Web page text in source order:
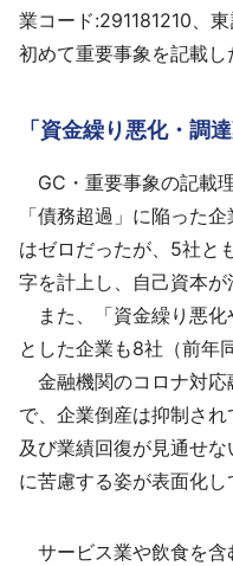
業コード:291181210、
初めて重要事象を記載し
「資金繰り悪化・調
GC・重要事象の記載
「債務超過」に陥った
はゼロだったが、5社と
字を計上し、自己資本が
また、「資金繰り悪化
とした企業も8社（前年
金融機関のコロナ対応
で、企業倒産は抑制さ
及び業績回復が見通せ
に苦慮する姿が表面化し
サービス業や飲食を含